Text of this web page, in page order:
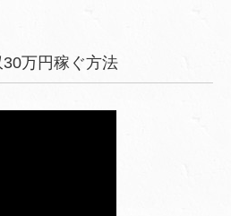
万円稼ぐ方法